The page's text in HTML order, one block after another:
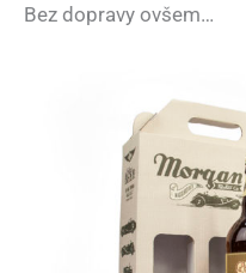
Bez dopravy ovšem…